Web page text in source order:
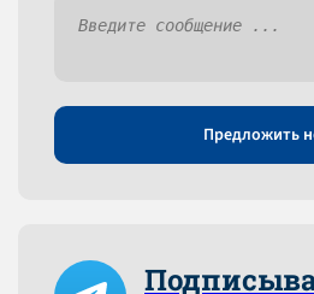
Предложить